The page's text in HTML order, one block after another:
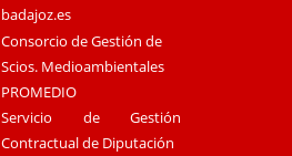
badajoz.es
Consorcio de Gestión de
Scios. Medioambientales
PROMEDIO
Servicio de Gestión
Contractual de Diputación